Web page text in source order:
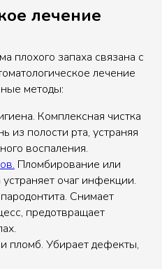
лечение
плохого запаха связана с
лечение
методы:
Комплексная чистка
из полости рта, устраняя
воспаления.
Пломбирование или
очаг инфекции.
Снимает
предотвращает
пломб. Убирает дефекты,